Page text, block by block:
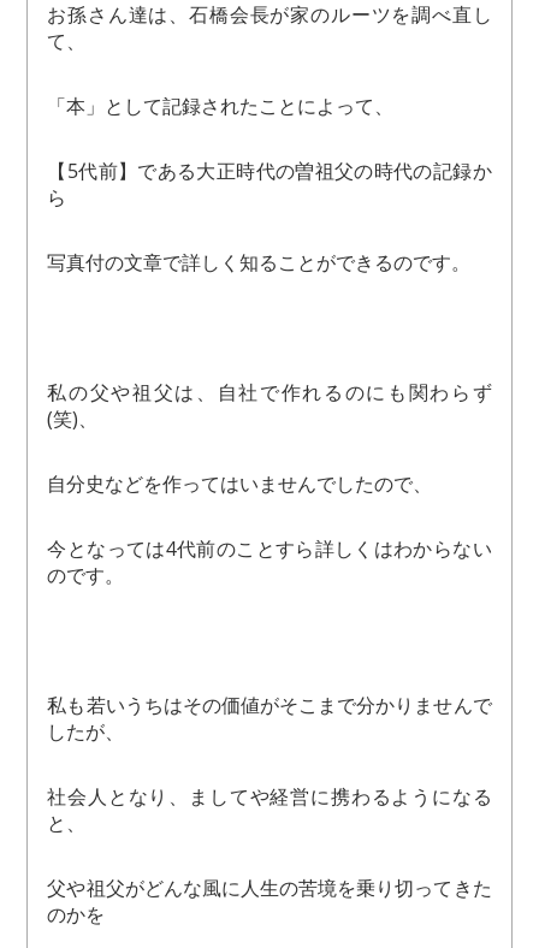
お孫さん達は、石橋会長が家のルーツを調べ直し
て、
「本」として記録されたことによって、
【5代前】である大正時代の曽祖父の時代の記録か
ら
写真付の文章で詳しく知ることができるのです。
私の父や祖父は、自社で作れるのにも関わらず
(笑)、
自分史などを作ってはいませんでしたので、
今となっては4代前のことすら詳しくはわからない
のです。
私も若いうちはその価値がそこまで分かりませんで
したが、
社会人となり、ましてや経営に携わるようになる
と、
父や祖父がどんな風に人生の苦境を乗り切ってきた
のかを